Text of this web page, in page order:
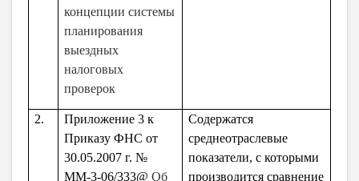
концепции системы
планирования
выездных
налоговых
проверок
2.
Приложение 3 к
Приказу ФНС от
30.05.2007 г. №
ММ-3-06/333@ Об
Содержатся
среднеотраслевые
показатели, с которыми
производится сравнение